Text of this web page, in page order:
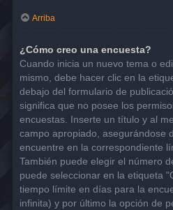
Arriba
¿Cómo creo una encuesta?
Cuando inicia un nuevo tema o
mismo, debe hacer clic en la
debajo del formulario de
significa que no posee los
encuestas. Inserte un título y al
campo apropiado, asegurándose
encuentre en la correspondiente
También puede elegir el número
puede seleccionar en la etiqueta
tiempo límite en días para la
infinita) y por último la opción de